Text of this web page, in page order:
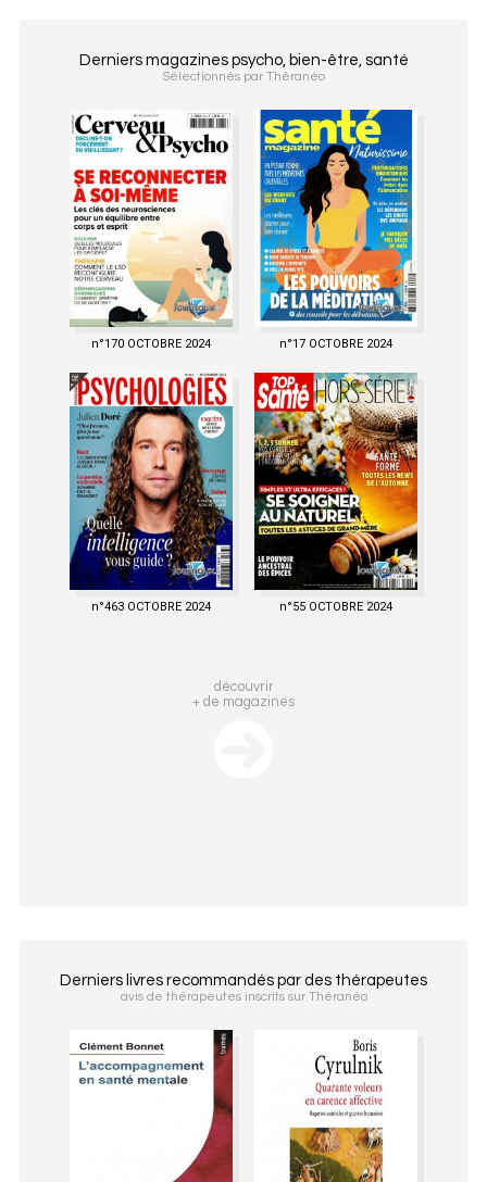
Derniers magazines psycho, bien-être, santé
Sélectionnés par Théranéo
n°170 OCTOBRE 2024 n°17 OCTOBRE 2024
n°463 OCTOBRE 2024 n°55 OCTOBRE 2024
découvrir
+ de magazines
Derniers livres recommandés par des thérapeutes
avis de thérapeutes inscrits sur Théranéo